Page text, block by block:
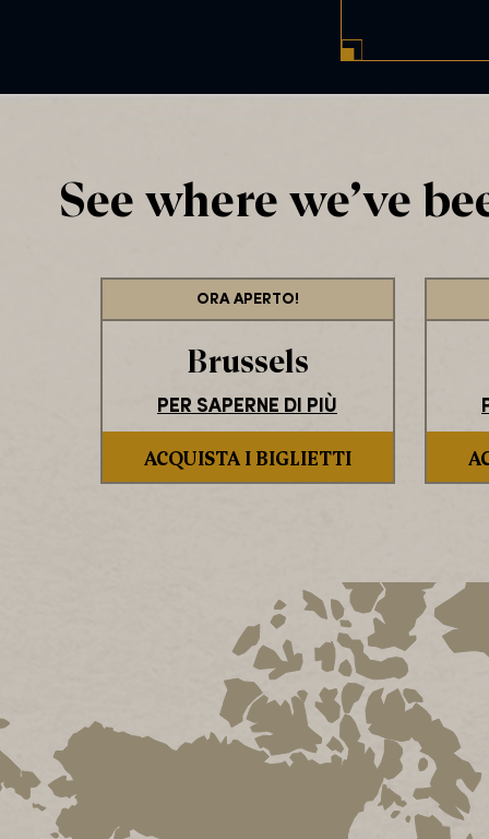
o
d
See where we’ve
ORA APERTO!
Brussels
PER SAPERNE DI PIÙ
ACQUISTA I BIGLIETTI